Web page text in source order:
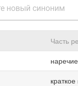
Часть
наречие